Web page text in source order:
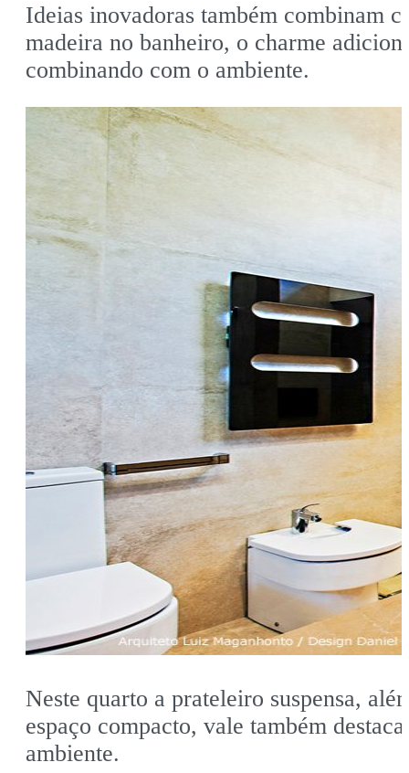
Ideias inovadoras também combinam
madeira no banheiro, o charme
combinando com o ambiente.
Neste quarto a prateleiro suspensa,
espaço compacto, vale também
ambiente.